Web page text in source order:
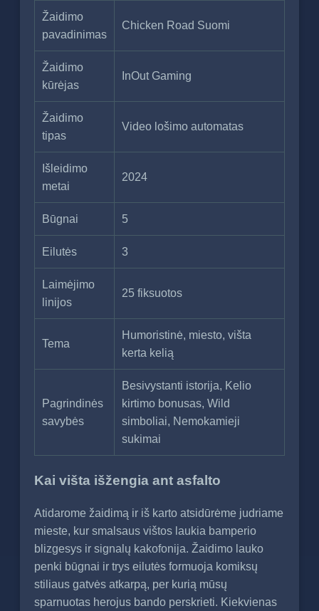
Žaidimo
pavadinimas
Chicken Road Suomi
Žaidimo
kūrėjas
InOut Gaming
Žaidimo
tipas
Video lošimo automatas
Išleidimo
metai
2024
Būgnai 5
Eilutės 3
Laimėjimo
linijos
25 fiksuotos
Tema
Humoristinė, miesto, višta
kerta kelią
Pagrindinės
savybės
Besivystanti istorija, Kelio
kirtimo bonusas, Wild
simboliai, Nemokamieji
sukimai
Kai višta išžengia ant asfalto
Atidarome žaidimą ir iš karto atsidūrėme judriame
mieste, kur smalsaus vištos laukia bamperio
blizgesys ir signalų kakofonija. Žaidimo lauko
penki būgnai ir trys eilutės formuoja komiksų
stiliaus gatvės atkarpą, per kurią mūsų
sparnuotas herojus bando perskrieti. Kiekvienas